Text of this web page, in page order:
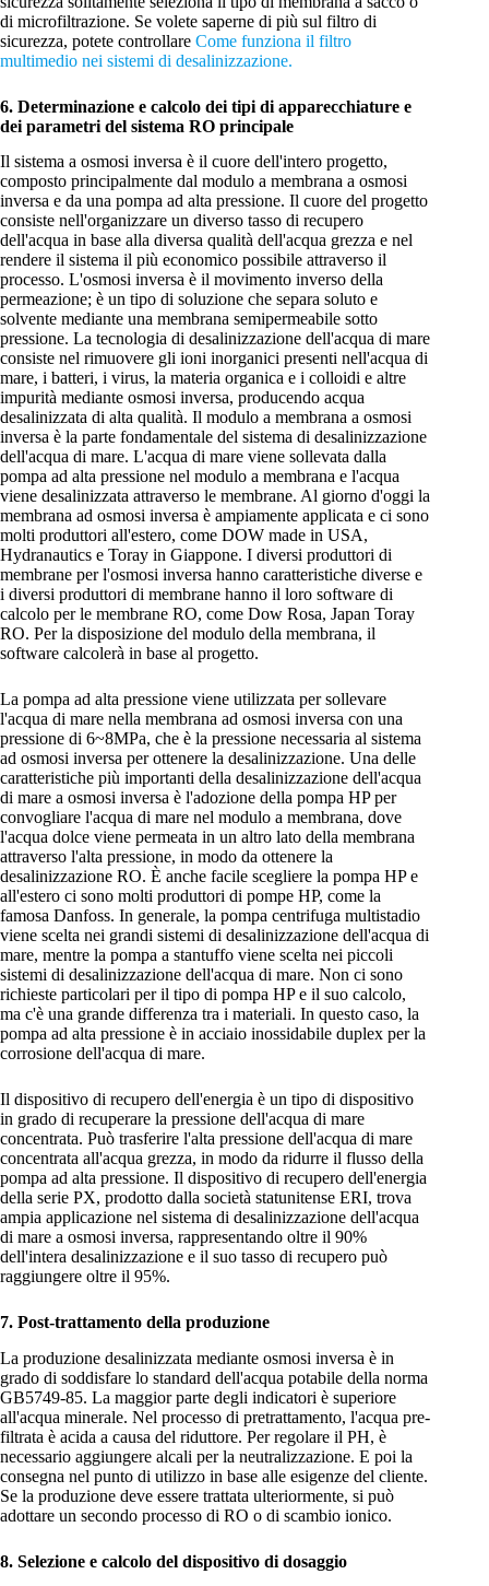
di microfiltrazione. Se volete saperne di più sul filtro di
sicurezza, potete controllare Come funziona il filtro
multimedio nei sistemi di desalinizzazione.
6. Determinazione e calcolo dei tipi di apparecchiature e
dei parametri del sistema RO principale
Il sistema a osmosi inversa è il cuore dell'intero progetto,
composto principalmente dal modulo a membrana a osmosi
inversa e da una pompa ad alta pressione. Il cuore del progetto
consiste nell'organizzare un diverso tasso di recupero
dell'acqua in base alla diversa qualità dell'acqua grezza e nel
rendere il sistema il più economico possibile attraverso il
processo. L'osmosi inversa è il movimento inverso della
permeazione; è un tipo di soluzione che separa soluto e
solvente mediante una membrana semipermeabile sotto
pressione. La tecnologia di desalinizzazione dell'acqua di mare
consiste nel rimuovere gli ioni inorganici presenti nell'acqua di
mare, i batteri, i virus, la materia organica e i colloidi e altre
impurità mediante osmosi inversa, producendo acqua
desalinizzata di alta qualità. Il modulo a membrana a osmosi
inversa è la parte fondamentale del sistema di desalinizzazione
dell'acqua di mare. L'acqua di mare viene sollevata dalla
pompa ad alta pressione nel modulo a membrana e l'acqua
viene desalinizzata attraverso le membrane. Al giorno d'oggi la
membrana ad osmosi inversa è ampiamente applicata e ci sono
molti produttori all'estero, come DOW made in USA,
Hydranautics e Toray in Giappone. I diversi produttori di
membrane per l'osmosi inversa hanno caratteristiche diverse e
i diversi produttori di membrane hanno il loro software di
calcolo per le membrane RO, come Dow Rosa, Japan Toray
RO. Per la disposizione del modulo della membrana, il
software calcolerà in base al progetto.
La pompa ad alta pressione viene utilizzata per sollevare
l'acqua di mare nella membrana ad osmosi inversa con una
pressione di 6~8MPa, che è la pressione necessaria al sistema
ad osmosi inversa per ottenere la desalinizzazione. Una delle
caratteristiche più importanti della desalinizzazione dell'acqua
di mare a osmosi inversa è l'adozione della pompa HP per
convogliare l'acqua di mare nel modulo a membrana, dove
l'acqua dolce viene permeata in un altro lato della membrana
attraverso l'alta pressione, in modo da ottenere la
desalinizzazione RO. È anche facile scegliere la pompa HP e
all'estero ci sono molti produttori di pompe HP, come la
famosa Danfoss. In generale, la pompa centrifuga multistadio
viene scelta nei grandi sistemi di desalinizzazione dell'acqua di
mare, mentre la pompa a stantuffo viene scelta nei piccoli
sistemi di desalinizzazione dell'acqua di mare. Non ci sono
richieste particolari per il tipo di pompa HP e il suo calcolo,
ma c'è una grande differenza tra i materiali. In questo caso, la
pompa ad alta pressione è in acciaio inossidabile duplex per la
corrosione dell'acqua di mare.
Il dispositivo di recupero dell'energia è un tipo di dispositivo
in grado di recuperare la pressione dell'acqua di mare
concentrata. Può trasferire l'alta pressione dell'acqua di mare
concentrata all'acqua grezza, in modo da ridurre il flusso della
pompa ad alta pressione. Il dispositivo di recupero dell'energia
della serie PX, prodotto dalla società statunitense ERI, trova
ampia applicazione nel sistema di desalinizzazione dell'acqua
di mare a osmosi inversa, rappresentando oltre il 90%
dell'intera desalinizzazione e il suo tasso di recupero può
raggiungere oltre il 95%.
7. Post-trattamento della produzione
La produzione desalinizzata mediante osmosi inversa è in
grado di soddisfare lo standard dell'acqua potabile della norma
GB5749-85. La maggior parte degli indicatori è superiore
all'acqua minerale. Nel processo di pretrattamento, l'acqua pre-
filtrata è acida a causa del riduttore. Per regolare il PH, è
necessario aggiungere alcali per la neutralizzazione. E poi la
consegna nel punto di utilizzo in base alle esigenze del cliente.
Se la produzione deve essere trattata ulteriormente, si può
adottare un secondo processo di RO o di scambio ionico.
8. Selezione e calcolo del dispositivo di dosaggio